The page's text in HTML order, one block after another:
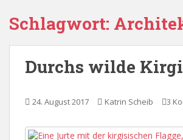
Schlagwort:
Durchs wilde
24. August 2017 Katrin Scheib 3